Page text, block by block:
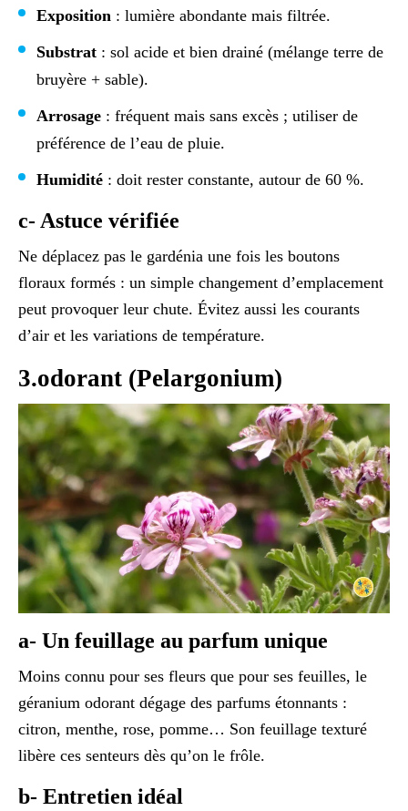
Exposition : lumière abondante mais filtrée.
Substrat : sol acide et bien drainé (mélange terre de
bruyère + sable).
Arrosage : fréquent mais sans excès ; utiliser de
préférence de l’eau de pluie.
Humidité : doit rester constante, autour de 60 %.
c- Astuce vérifiée
Ne déplacez pas le gardénia une fois les boutons
floraux formés : un simple changement d’emplacement
peut provoquer leur chute. Évitez aussi les courants
d’air et les variations de température.
3.odorant (Pelargonium)
a- Un feuillage au parfum unique
Moins connu pour ses fleurs que pour ses feuilles, le
géranium odorant dégage des parfums étonnants :
citron, menthe, rose, pomme… Son feuillage texturé
libère ces senteurs dès qu’on le frôle.
b- Entretien idéal